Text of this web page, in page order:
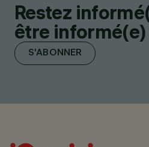
Restez
être
S'ABONNER